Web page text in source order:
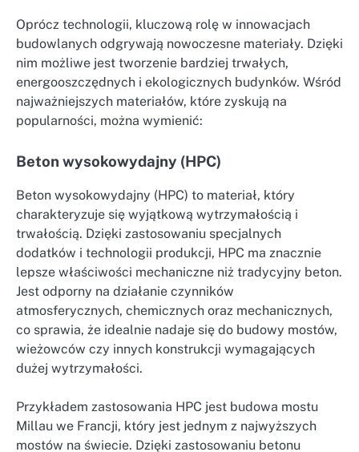
Oprócz technologii, kluczową rolę w innowacjach
budowlanych odgrywają nowoczesne materiały. Dzięki
nim możliwe jest tworzenie bardziej trwałych,
energooszczędnych i ekologicznych budynków. Wśród
najważniejszych materiałów, które zyskują na
popularności, można wymienić:
Beton wysokowydajny (HPC)
Beton wysokowydajny (HPC) to materiał, który
charakteryzuje się wyjątkową wytrzymałością i
trwałością. Dzięki zastosowaniu specjalnych
dodatków i technologii produkcji, HPC ma znacznie
lepsze właściwości mechaniczne niż tradycyjny beton.
Jest odporny na działanie czynników
atmosferycznych, chemicznych oraz mechanicznych,
co sprawia, że idealnie nadaje się do budowy mostów,
wieżowców czy innych konstrukcji wymagających
dużej wytrzymałości.
Przykładem zastosowania HPC jest budowa mostu
Millau we Francji, który jest jednym z najwyższych
mostów na świecie. Dzięki zastosowaniu betonu